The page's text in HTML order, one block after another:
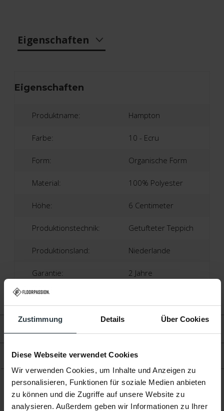
Zustimmung Details Über Cookies
Diese Webseite verwendet Cookies
Wir verwenden Cookies, um Inhalte und Anzeigen zu
personalisieren, Funktionen für soziale Medien anbieten
zu können und die Zugriffe auf unsere Website zu
analysieren. Außerdem geben wir Informationen zu Ihrer
Eigenschaften
Bewertungen
Produkt
Eigenschaften
Produktname: Hampton
Farbe: 10 - Ecru
Form: Organische Form
Material: 100% Polyester
Höhe: 6 Centimeter
Produktionstechnik: Getufteter Teppich
Produktionsland: Niederlande
Garantie: 2 Jahre
Fußbodenheizung:
Ergänzende Produkte